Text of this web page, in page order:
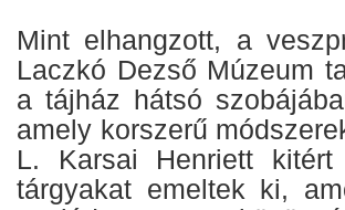
Mint elhangzott, a
Laczkó Dezső Múzeum
a tájház hátsó
amely korszerű
L. Karsai Henriett
tárgyakat emeltek ki,